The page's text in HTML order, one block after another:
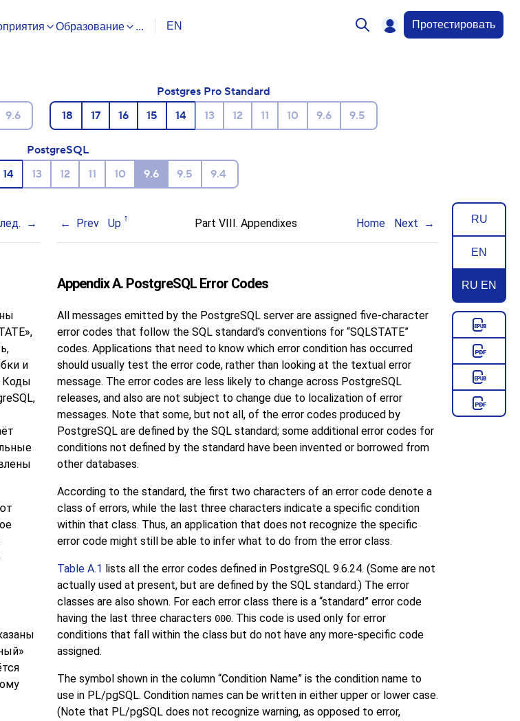
Образование ... EN Протестировать
9.6
Postgres Pro Standard
18
17 16 15 14 13 12 11 10 9.6 9.5
PostgreSQL
14 13 12 11 10 9.6 9.5 9.4
RU
EN
RU EN
»,
и
Коды
,
»
Prev Up Part VIII. Appendixes Home Next
Appendix A. PostgreSQLError Codes
All messages emitted by the PostgreSQLserver are assigned five-character
error codes that follow the SQL standard's conventions for “SQLSTATE”
codes. Applications that need to know which error condition has occurred
should usually test the error code, rather than looking at the textual error
message. The error codes are less likely to change across PostgreSQL
releases, and also are not subject to change due to localization of error
messages. Note that some, but not all, of the error codes produced by
PostgreSQLare defined by the SQL standard; some additional error codes for
conditions not defined by the standard have been invented or borrowed from
other databases.
According to the standard, the first two characters of an error code denote a
class of errors, while the last three characters indicate a specific condition
within that class. Thus, an application that does not recognize the specific
error code might still be able to infer what to do from the error class.
Table A.1 lists all the error codes defined in PostgreSQL9.6.24. (Some are not
actually used at present, but are defined by the SQL standard.) The error
classes are also shown. For each error class there is a “standard”error code
having the last three characters 000. This code is used only for error
conditions that fall within the class but do not have any more-specific code
assigned.
The symbol shown in the column “Condition Name”is the condition name to
use in PL/pgSQL. Condition names can be written in either upper or lower case.
(Note that PL/pgSQLdoes not recognize warning, as opposed to error,